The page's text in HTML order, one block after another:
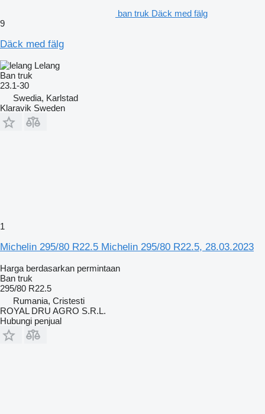
ban truk Däck med fälg
9
Däck med fälg
Lelang
Ban truk
23.1-30
Swedia, Karlstad
Klaravik Sweden
1
Michelin 295/80 R22.5 Michelin 295/80 R22.5, 28.03.2023
Harga berdasarkan permintaan
Ban truk
295/80 R22.5
Rumania, Cristesti
ROYAL DRU AGRO S.R.L.
Hubungi penjual